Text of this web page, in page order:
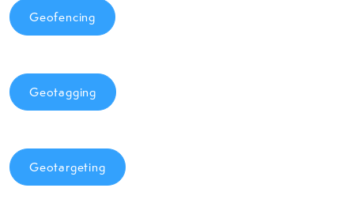
Geofencing
Geotagging
Geotargeting